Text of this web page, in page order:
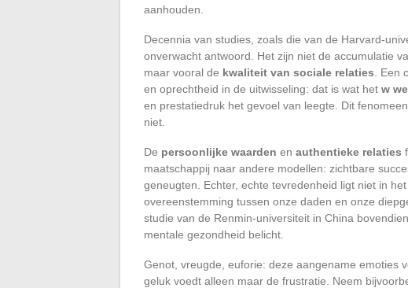
aanhouden.
Decennia van studies, zoals die van de Harvard-
onverwacht antwoord. Het zijn niet de accumulatie
maar vooral de kwaliteit van sociale relaties .
en oprechtheid in de uitwisseling: dat is wat het w
en prestatiedruk het gevoel van leegte. Dit
niet.
De persoonlijke waarden en authentieke relaties
maatschappij naar andere modellen: zichtbare
geneugten. Echter, echte tevredenheid ligt niet in
overeenstemming tussen onze daden en onze
studie van de Renmin-universiteit in China
mentale gezondheid belicht.
Genot, vreugde, euforie: deze aangename emoties
geluk voedt alleen maar de frustratie. Neem